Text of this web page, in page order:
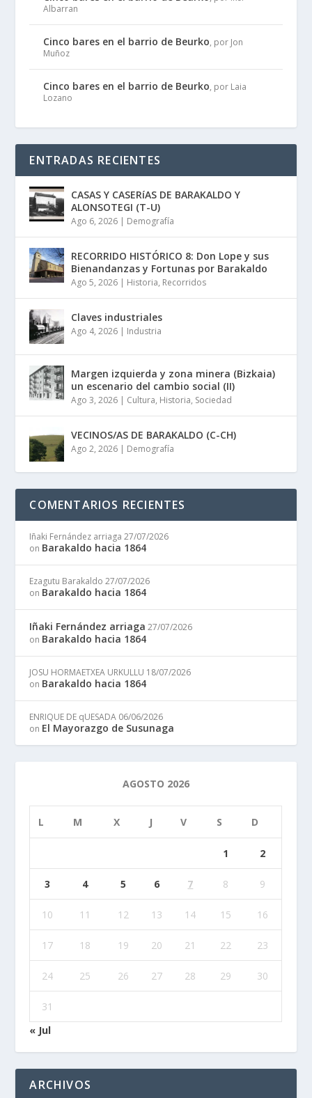
Albarran
Cinco bares en el barrio de Beurko, por Jon
Muñoz
Cinco bares en el barrio de Beurko, por Laia
Lozano
ENTRADAS RECIENTES
CASAS Y CASERíAS DE BARAKALDO Y
ALONSOTEGI (T-U)
Ago 6, 2026 | Demografía
RECORRIDO HISTÓRICO 8: Don Lope y sus
Bienandanzas y Fortunas por Barakaldo
Ago 5, 2026 | Historia, Recorridos
Claves industriales
Ago 4, 2026 | Industria
Margen izquierda y zona minera (Bizkaia)
un escenario del cambio social (II)
Ago 3, 2026 | Cultura, Historia, Sociedad
VECINOS/AS DE BARAKALDO (C-CH)
Ago 2, 2026 | Demografía
COMENTARIOS RECIENTES
Iñaki Fernández arriaga 27/07/2026
on Barakaldo hacia 1864
Ezagutu Barakaldo 27/07/2026
on Barakaldo hacia 1864
Iñaki Fernández arriaga 27/07/2026
on Barakaldo hacia 1864
JOSU HORMAETXEA URKULLU 18/07/2026
on Barakaldo hacia 1864
ENRIQUE DE qUESADA 06/06/2026
on El Mayorazgo de Susunaga
AGOSTO 2026
L M X J V S D
1 2
3 4 5 6 7 8 9
10 11 12 13 14 15 16
17 18 19 20 21 22 23
24 25 26 27 28 29 30
31
« Jul
ARCHIVOS